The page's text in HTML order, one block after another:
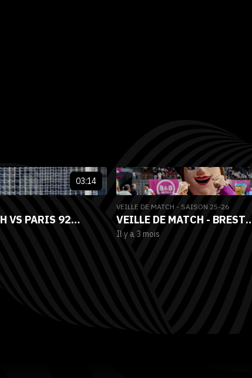
03:14
VS PARIS 92
VEILLE DE MATCH - SAISON 25-26
VEILLE DE MATCH - BREST
BRETAGNE HANDBALL VS
Il y a 3 mois